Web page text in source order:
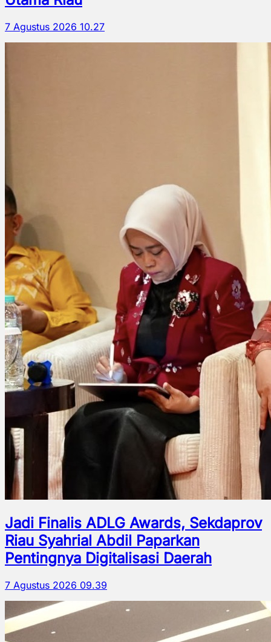
7 Agustus 2026 10.27
Jadi Finalis ADLG Awards, Sekdaprov
Riau Syahrial Abdil Paparkan
Pentingnya Digitalisasi Daerah
7 Agustus 2026 09.39